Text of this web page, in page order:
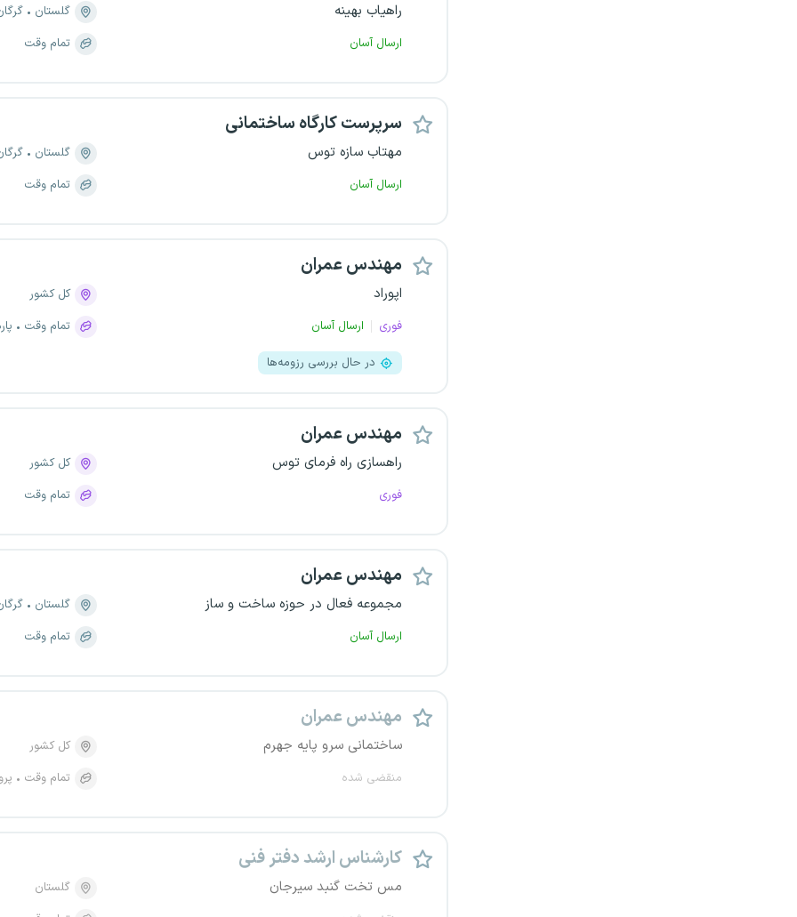
راهیاب بهینه
ارسال آسان
گلستان
تمام وقت
سرپرست کارگاه ساختمانی
مهتاب سازه توس
ارسال آسان
گلستان
تمام وقت
مهندس عمران
اپوراد
فوری ارسال آسان
کل کشور
تمام وقت
در حال بررسی رزومه‌ها
مهندس عمران
راهسازی راه فرمای توس
فوری
کل کشور
تمام وقت
مهندس عمران
مجموعه فعال در حوزه ساخت و ساز
ارسال آسان
گلستان
تمام وقت
مهندس عمران
ساختمانی سرو پایه جهرم
منقضی شده
کل کشور
تمام وقت
کارشناس ارشد دفتر فنی
مس تخت گنبد سیرجان
گلستان